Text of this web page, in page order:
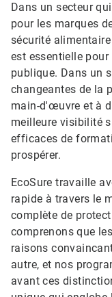
Dans un secteur
pour les marques
sécurité
est essentielle
publique. Dans un
changeantes de la
main-d'œuvre et à
meilleure visibilité
efficaces de
prospérer.
EcoSure travaille
rapide à travers le
complète de
comprenons que
raisons
autre, et nos
avant ces